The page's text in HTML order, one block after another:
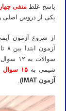
پاسخ غلط منفی
یکی از دروس اصلی و
شیمی به۱۵ سوال
آزمون IMAT)
.